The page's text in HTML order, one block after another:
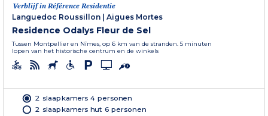
Verblijf in Référence Residentie
Languedoc Roussillon | Aigues Mortes
Residence Odalys Fleur de Sel
Tussen Montpellier en Nîmes, op 6 km van de stranden. 5 minuten
lopen van het historische centrum en de winkels
2 slaapkamers 4 personen
2 slaapkamers hut 6 personen